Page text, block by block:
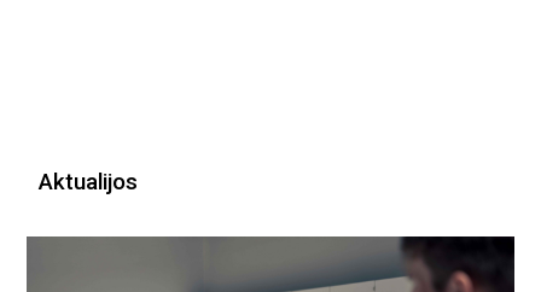
Aktualijos